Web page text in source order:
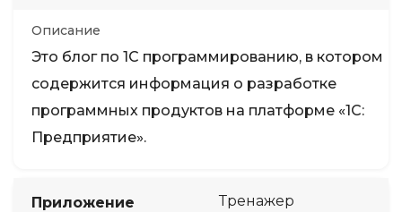
Описание
Это блог по 1С программированию, в котором
содержится информация о разработке
программных продуктов на платформе «1С:
Предприятие».
Приложение
Тренажер